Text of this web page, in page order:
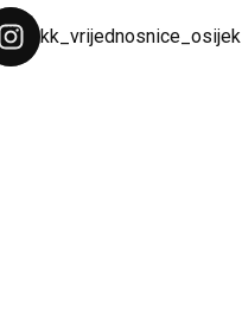
kk_vrijednosnice_osijek